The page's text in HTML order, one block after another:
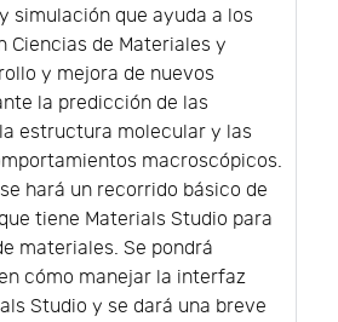
simulación que ayuda a los
Ciencias de Materiales y
y mejora de nuevos
la predicción de las
estructura molecular y las
macroscópicos.
hará un recorrido básico de
tiene Materials Studio para
materiales. Se pondrá
cómo manejar la interfaz
Studio y se dará una breve